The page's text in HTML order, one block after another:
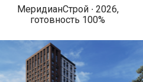
МеридианСтрой ∙ 2026,
готовность 100%